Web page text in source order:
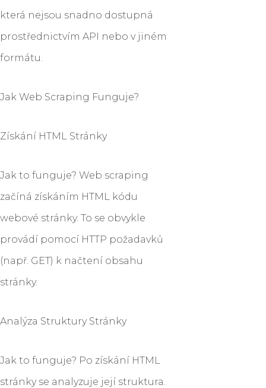
která nejsou snadno dostupná
prostřednictvím API nebo v jiném
formátu.
Jak Web Scraping Funguje?
Získání HTML Stránky
Jak to funguje? Web scraping
začíná získáním HTML kódu
webové stránky. To se obvykle
provádí pomocí HTTP požadavků
(např. GET) k načtení obsahu
stránky.
Analýza Struktury Stránky
Jak to funguje? Po získání HTML
stránky se analyzuje její struktura.